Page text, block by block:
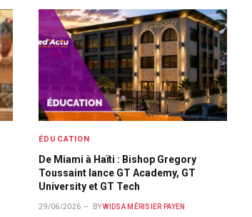
ÉDUCATION
De Miami à Haïti : Bishop Gregory
Toussaint lance GT Academy, GT
University et GT Tech
29/06/2026 BY WIDSA MÉRISIER PAYEN